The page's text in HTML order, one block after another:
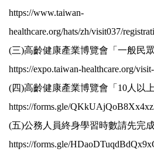
https://www.taiwan-
healthcare.org/hats/zh/visit037/
(三)高齡健康產業博覽會「一般民
https://expo.taiwan-healthcare.org/
(四)高齡健康產業博覽會「10人以
https://forms.gle/
(五)公務人員終身學習時數請先完
https://forms.gle/